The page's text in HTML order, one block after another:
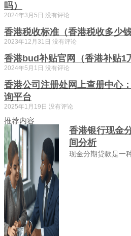
吗）
2024年3月5日 没有评论
香港税收标准（香港税收多少钱
2023年12月31日 没有评论
香港bud补贴官网（香港补贴1
2024年5月1日 没有评论
香港公司注册处网上查册中心
询平台
2025年1月19日 没有评论
推荐内容
香港银行现金
间分析
现金分期贷款是一